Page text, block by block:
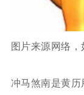
图片来源网络
冲马煞南是黄历